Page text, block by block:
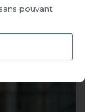
pouvant